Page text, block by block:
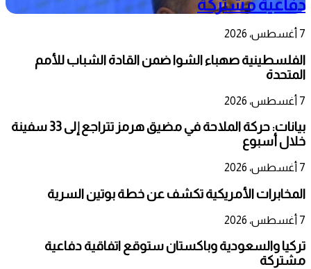
دفاعية مشتركة
7 أغسطس، 2026
الفلسطينية صهباء الشوا ضمن القادة الشباب للأمم
المتحدة
7 أغسطس، 2026
بيانات: حركة الملاحة في مضيق هرمز تتراجع إلى 33 سفينة
خلال أسبوع
7 أغسطس، 2026
المخابرات الأمريكية تكشف عن خطة بوتين السرية
7 أغسطس، 2026
تركيا والسعودية وباكستان ستوقع اتفاقية دفاعية
مشتركة